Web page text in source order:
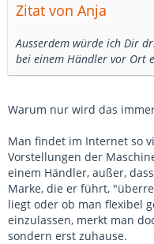
Zitat von Anja
Ausserdem würde ich Dir
bei einem Händler vor Ort
Warum nur wird das
Man findet im Internet so
Vorstellungen der
einem Händler, außer,
Marke, die er führt,
liegt oder ob man flexibel
einzulassen, merkt man
sondern erst zuhause.